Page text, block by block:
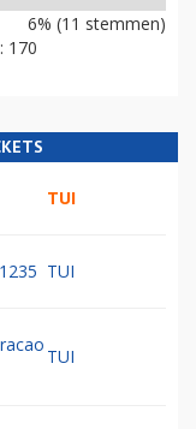
6% (11 stemmen)
170
TUI
TUI
TUI